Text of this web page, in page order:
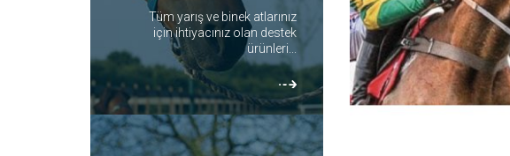
Tüm yarış ve binek atlarınız
için ihtiyacınız olan destek
ürünleri...